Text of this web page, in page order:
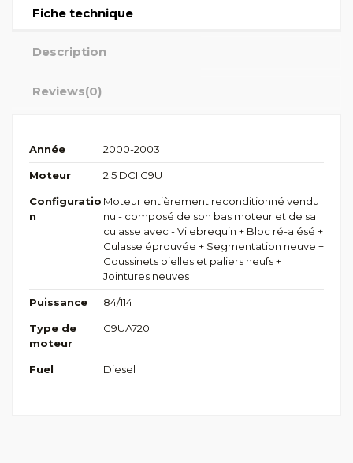
Fiche technique
Description
Reviews(0)
Année 2000-2003
Moteur 2.5 DCI G9U
Configuratio
n
Moteur entièrement reconditionné vendu
nu - composé de son bas moteur et de sa
culasse avec - Vilebrequin + Bloc ré-alésé +
Culasse éprouvée + Segmentation neuve +
Coussinets bielles et paliers neufs +
Jointures neuves
Puissance 84/114
Type de
moteur
G9UA720
Fuel Diesel